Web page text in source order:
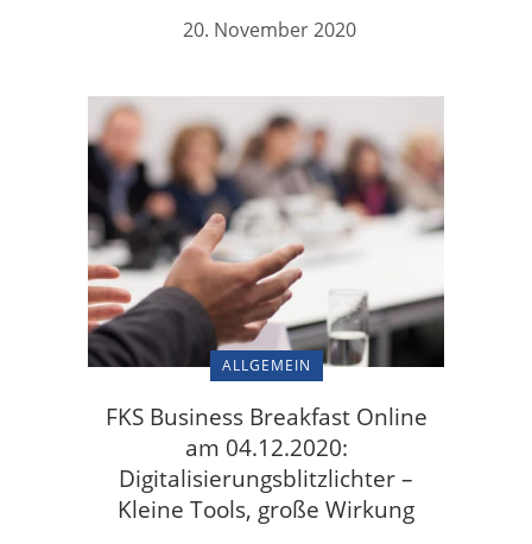
20. November 2020
ALLGEMEIN
FKS Business Breakfast Online
am 04.12.2020:
Digitalisierungsblitzlichter –
Kleine Tools, große Wirkung